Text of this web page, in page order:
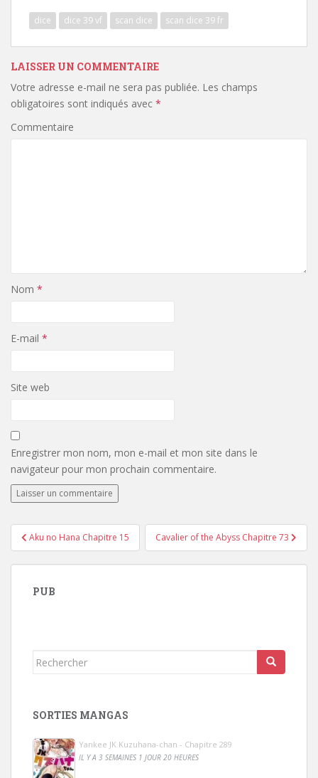
dice dice 39 vf scan dice scan dice 39 fr
LAISSER UN COMMENTAIRE
Votre adresse e-mail ne sera pas publiée. Les champs
obligatoires sont indiqués avec *
Commentaire
Nom *
E-mail *
Site web
Enregistrer mon nom, mon e-mail et mon site dans le
navigateur pour mon prochain commentaire.
Navigation
de
l’article
Aku no Hana Chapitre 15 Cavalier of the Abyss Chapitre 73
PUB
Rechercher...
SORTIES MANGAS
Yankee JK Kuzuhana-chan - Chapitre 289
IL Y A 3 SEMAINES 1 JOUR 20 HEURES